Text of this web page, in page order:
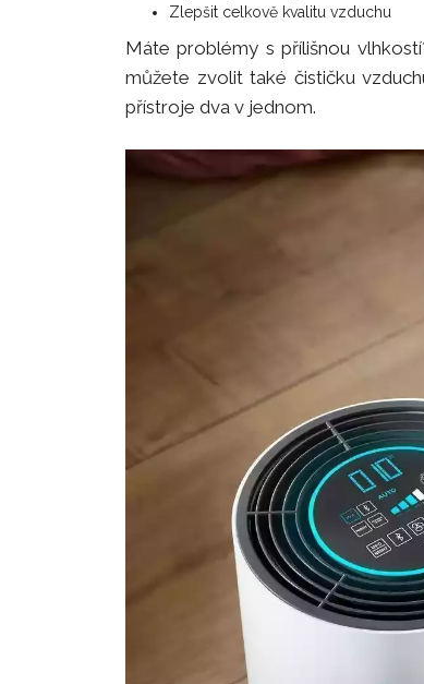
Zlepšit celkově kvalitu vzduchu
Máte problémy s přílišnou
můžete zvolit také čističku
přístroje dva v jednom.